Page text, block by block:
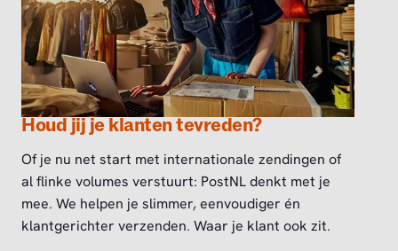
Houd jij je klanten tevreden?
Of je nu net start met internationale zendingen of
al flinke volumes verstuurt: PostNL denkt met je
mee. We helpen je slimmer, eenvoudiger én
klantgerichter verzenden. Waar je klant ook zit.